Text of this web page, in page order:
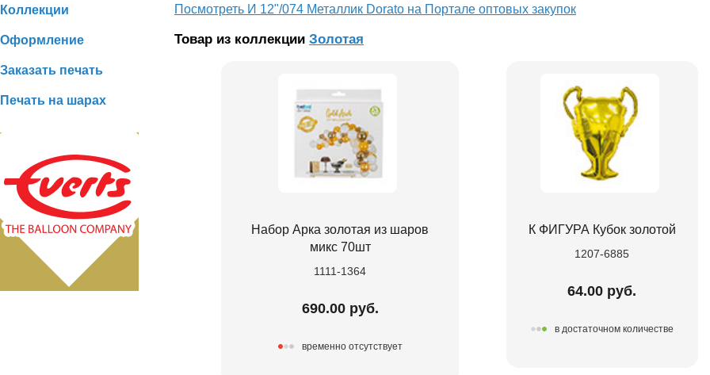
Коллекции
Оформление
Заказать печать
Печать на шарах
Посмотреть И 12"/074 Металлик Dorato на Портале оптовых закупок
Товар из коллекции Золотая
Набор Арка золотая из шаров
микс 70шт
1111-1364
690.00 руб.
временно отсутствует
К ФИГУРА Кубок золотой
1207-6885
64.00 руб.
в достаточном количестве